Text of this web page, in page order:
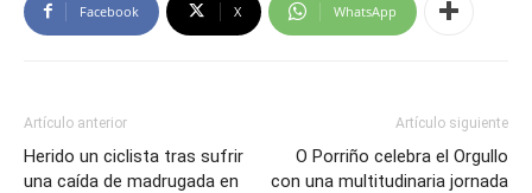
Facebook X WhatsApp
Artículo anterior
Herido un ciclista tras sufrir
una caída de madrugada en
Artículo siguiente
O Porriño celebra el Orgullo
con una multitudinaria jornada